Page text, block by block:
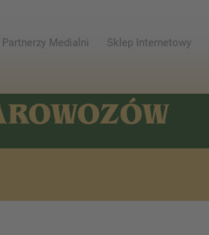
Partnerzy Medialni Sklep Internetowy